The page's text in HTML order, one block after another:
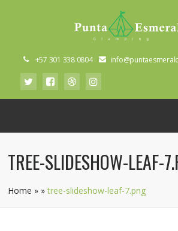
+57 301 338 0804
TREE-SLIDESHOW-LEAF-
Home » »tree-slideshow-leaf-7.png